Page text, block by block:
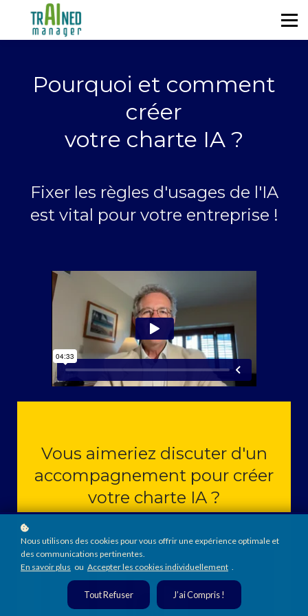
S'identifier
Pourquoi et comment
créer
votre charte IA ?
Fixer les règles d'usages de l'IA
est vital pour votre entreprise !
Vous aimeriez discuter d'un
accompagnement pour créer
votre charte IA ?
Nous utilisons des cookies pour vous offrir une expérience optimale et
des communications pertinentes.
En savoir plus ou Accepter les cookies individuellement .
Tout Refuser J’ai Compris !